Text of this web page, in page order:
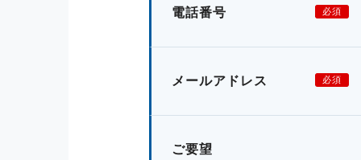
電話番号 必須
メールアドレス 必須
ご要望